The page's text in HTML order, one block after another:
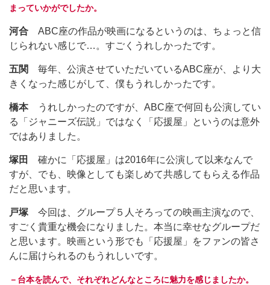
まっていかがでしたか。
河合 ABC座の作品が映画になるというのは、ちょっと信
じられない感じで…。すごくうれしかったです。
五関
毎年、公演させていただいているABC座が、より大
きくなった感じがして、僕もうれしかったです。
橋本うれしかったのですが、ABC座で何回も公演してい
る「ジャニーズ伝説」ではなく「応援屋」というのは意外
ではありました。
塚田
確かに「応援屋」は2016年に公演して以来なんで
すが、でも、映像としても楽しめて共感してもらえる作品
だと思います。
戸塚 今回は、グループ５人そろっての映画主演なので、
すごく貴重な機会になりました。本当に幸せなグループだ
と思います。映画という形でも「応援屋」をファンの皆さ
んに届けられるのもうれしいです。
－台本を読んで、それぞれどんなところに魅力を感じましたか。